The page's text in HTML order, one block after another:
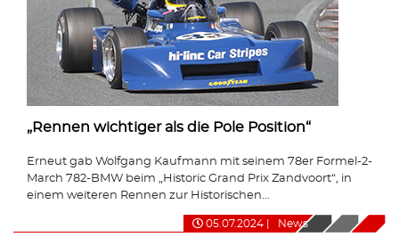
„Rennen wichtiger als die Pole Position“
Erneut gab Wolfgang Kaufmann mit seinem 78er Formel-2-
March 782-BMW beim „Historic Grand Prix Zandvoort“, in
einem weiteren Rennen zur Historischen...
05.07.2024 News